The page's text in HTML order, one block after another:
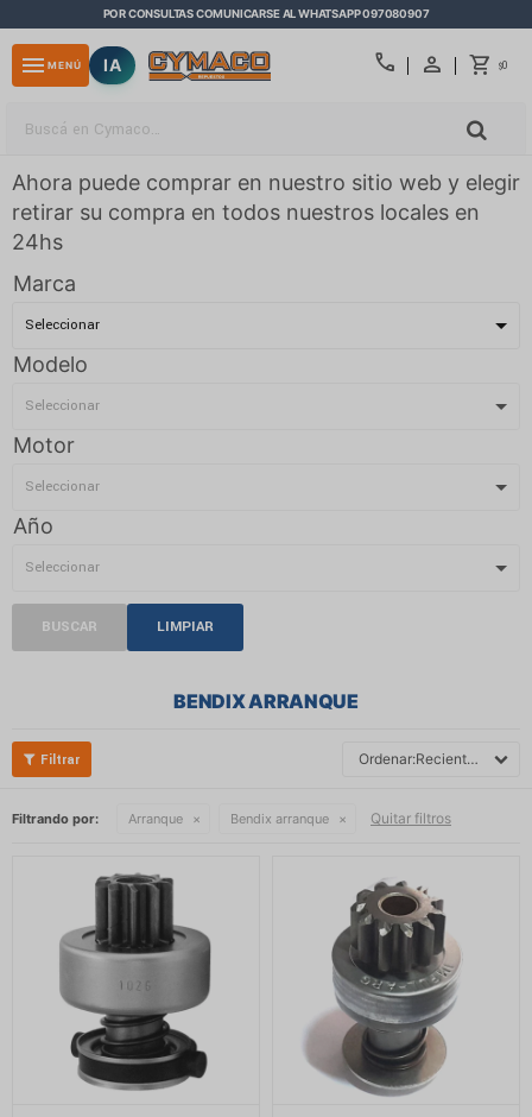
POR CONSULTAS COMUNICARSE AL WHATSAPP 097080907
call $0
menu MENÚ IA
Ahora puede comprar en nuestro sitio web y elegir
retirar su compra en todos nuestros locales en
24hs
Marca
Modelo
Motor
Año
BUSCAR LIMPIAR
BENDIX ARRANQUE
Recientes
Filtrando por: Arranque Bendix arranque Quitar filtros
close